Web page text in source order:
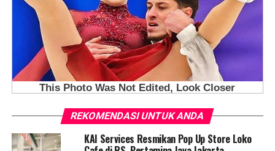
REKOMENDASI UNTUK ANDA
KAI Services Resmikan Pop Up Store Loko